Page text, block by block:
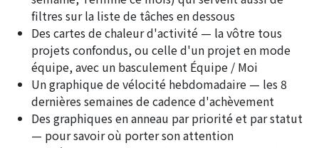
filtres sur la liste de tâches en dessous
Des cartes de chaleur d'activité — la vôtre tous
projets confondus, ou celle d'un projet en mode
équipe, avec un basculement Équipe / Moi
Un graphique de vélocité hebdomadaire — les 8
dernières semaines de cadence d'achèvement
Des graphiques en anneau par priorité et par statut
— pour savoir où porter son attention